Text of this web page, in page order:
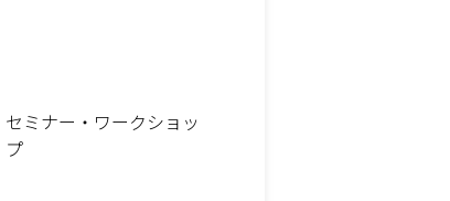
セミナー・ワークショッ
プ